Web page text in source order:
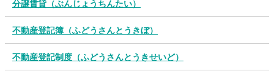
分譲賃貸（ぶんじょうちんたい）
不動産登記簿（ふどうさんとうきぼ）
不動産登記制度（ふどうさんとうきせいど）